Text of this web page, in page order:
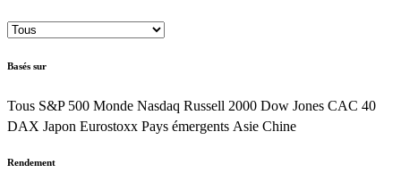
Basés sur
Tous S&P 500 Monde Nasdaq Russell 2000 Dow Jones CAC 40
DAX Japon Eurostoxx Pays émergents Asie Chine
Rendement